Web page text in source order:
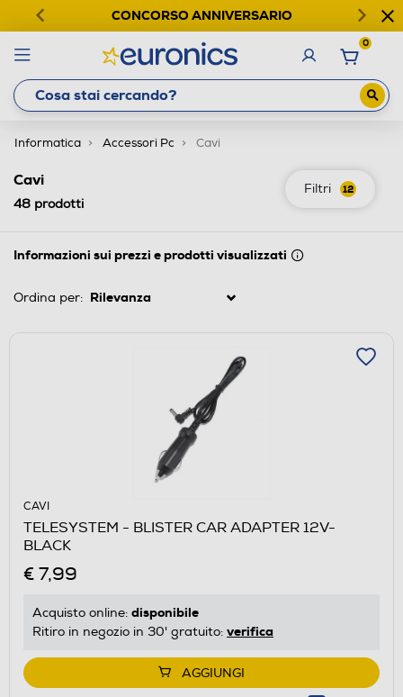
CONCORSO ANNIVERSARIO
0
Informatica Accessori Pc Cavi
Filtri 12
Cavi
48 prodotti
Informazioni sui prezzi e prodotti visualizzati
Ordina per:
CAVI
TELESYSTEM - BLISTER CAR ADAPTER 12V-
BLACK
€ 7,99
Acquisto online: disponibile
Ritiro in negozio in 30' gratuito: verifica
AGGIUNGI